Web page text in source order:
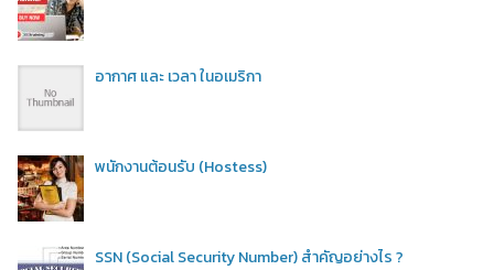
อากาศ และ เวลา ในอเมริกา
พนักงานต้อนรับ (Hostess)
SSN (Social Security Number) สำคัญอย่างไร ?